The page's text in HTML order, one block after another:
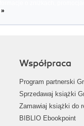
Współpraca
Program partnerski
Sprzedawaj książki
Zamawiaj książki do
BIBLIO Ebookpoint